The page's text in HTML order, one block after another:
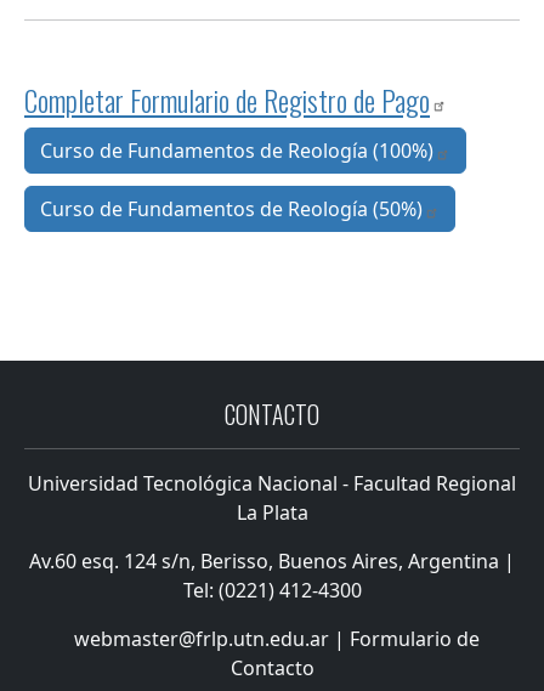
Completar Formulario de Registro de Pago
Curso de Fundamentos de Reología (100%)
Curso de Fundamentos de Reología (50%)
CONTACTO
Universidad Tecnológica Nacional - Facultad Regional
La Plata
Av.60 esq. 124 s/n, Berisso, Buenos Aires, Argentina |
Tel: (0221) 412-4300
webmaster@frlp.utn.edu.ar | Formulario de
Contacto